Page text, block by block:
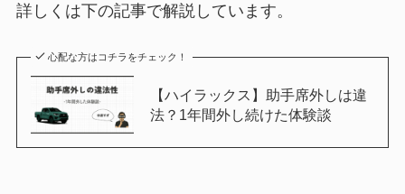
詳しくは下の記事で解説しています。
心配な方はコチラをチェック！
【ハイラックス】助手席外しは違
法？1年間外し続けた体験談